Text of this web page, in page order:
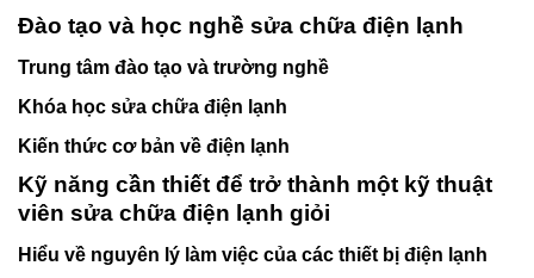
Đào tạo và học nghề sửa chữa điện lạnh
Trung tâm đào tạo và trường nghề
Khóa học sửa chữa điện lạnh
Kiến thức cơ bản về điện lạnh
Kỹ năng cần thiết để trở thành một kỹ thuật
viên sửa chữa điện lạnh giỏi
Hiểu về nguyên lý làm việc của các thiết bị điện lạnh